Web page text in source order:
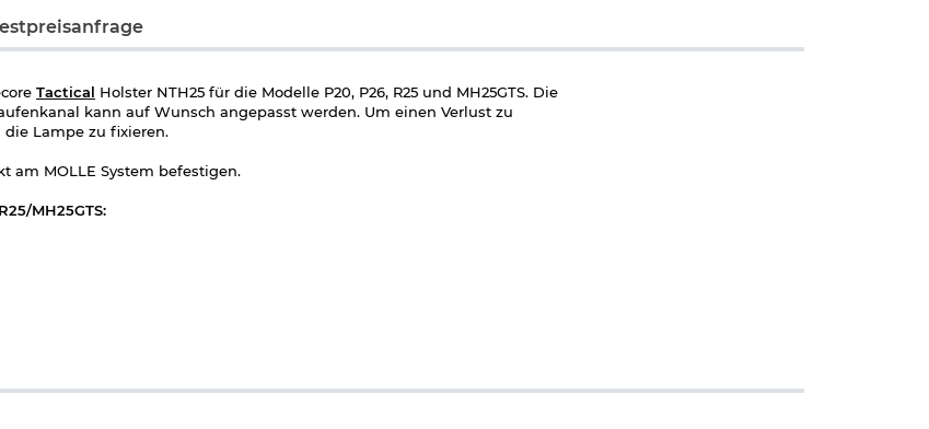
Tactical Holster NTH25 für die Modelle P20, P26, R25 und MH25GTS. Die
kann auf Wunsch angepasst werden. Um einen Verlust zu
Lampe zu fixieren.
am MOLLE System befestigen.
MH25GTS: